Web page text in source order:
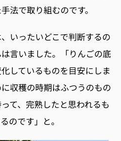
法で取り組むのです。
いったいどこで判断するの
言いました。「りんごの底
しているものを目安にしま
収穫の時期はふつうのもの
て、完熟したと思われるも
のです」と。